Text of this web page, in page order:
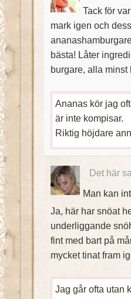
Tack för
mark igen och
bästa! Låter
burgare, alla minst
Ananas kör jag
är inte kompisar.
Riktig höjdare
Det här sa
Man kan
Ja, här har snöat
underliggande
fint med bart på
mycket tinat fram
Jag går ofta utan